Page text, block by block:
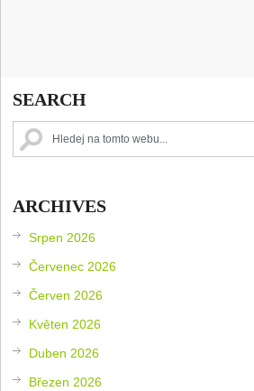
SEARCH
ARCHIVES
Srpen 2026
Červenec 2026
Červen 2026
Květen 2026
Duben 2026
Březen 2026